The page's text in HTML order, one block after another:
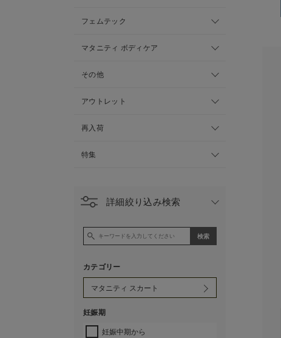
フェムテック
マタニティ ボディケア
その他
アウトレット
再入荷
特集
詳細絞り込み検索
カテゴリー
妊娠期
妊娠中期から